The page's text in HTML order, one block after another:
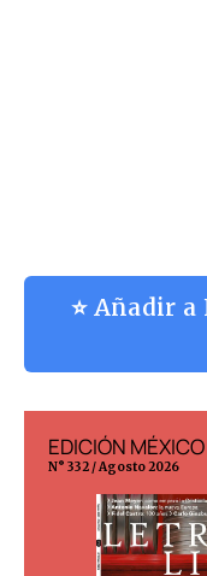
⭐ Añadir
EDICIÓN ESPAÑA
N° 299 / Agosto 2026